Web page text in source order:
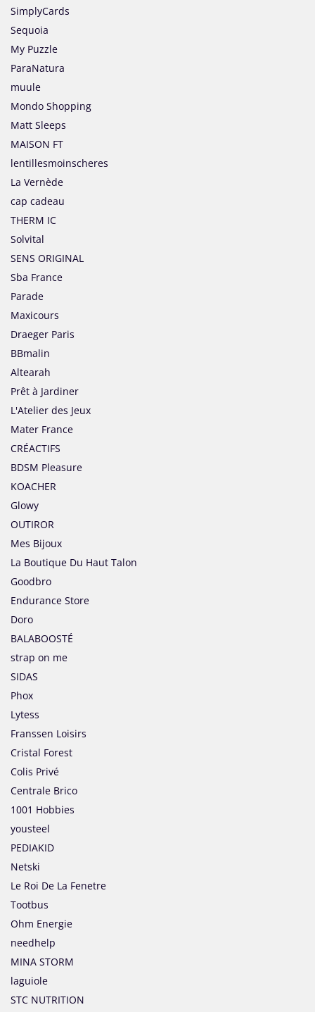
SimplyCards
Sequoia
My Puzzle
ParaNatura
muule
Mondo Shopping
Matt Sleeps
MAISON FT
lentillesmoinscheres
La Vernède
cap cadeau
THERM IC
Solvital
SENS ORIGINAL
Sba France
Parade
Maxicours
Draeger Paris
BBmalin
Altearah
Prêt à Jardiner
L'Atelier des Jeux
Mater France
CRÉACTIFS
BDSM Pleasure
KOACHER
Glowy
OUTIROR
Mes Bijoux
La Boutique Du Haut Talon
Goodbro
Endurance Store
Doro
BALABOOSTÉ
strap on me
SIDAS
Phox
Lytess
Franssen Loisirs
Cristal Forest
Colis Privé
Centrale Brico
1001 Hobbies
yousteel
PEDIAKID
Netski
Le Roi De La Fenetre
Tootbus
Ohm Energie
needhelp
MINA STORM
laguiole
STC NUTRITION